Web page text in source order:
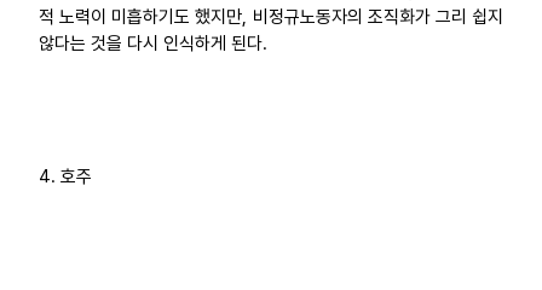
적 노력이 미흡하기도 했지만, 비정규노동자의 조직화가 그리 쉽지
않다는 것을 다시 인식하게 된다.
4. 호주